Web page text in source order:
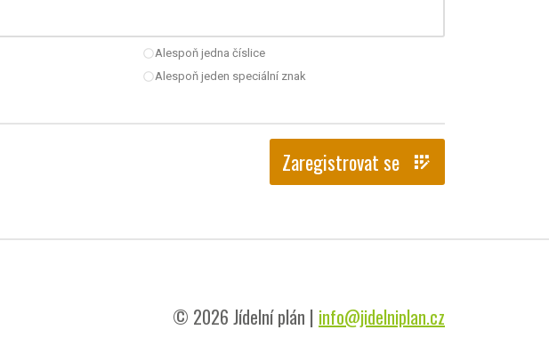
radio_button_uncheckedAlespoň jedna číslice
radio_button_uncheckedAlespoň jeden speciální znak
Zaregistrovat se app_registration
© 2026 Jídelní plán | info@jidelniplan.cz